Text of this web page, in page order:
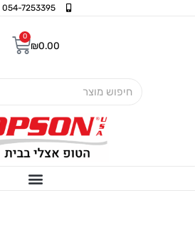
054-7253395
₪0.00
0
עגלת